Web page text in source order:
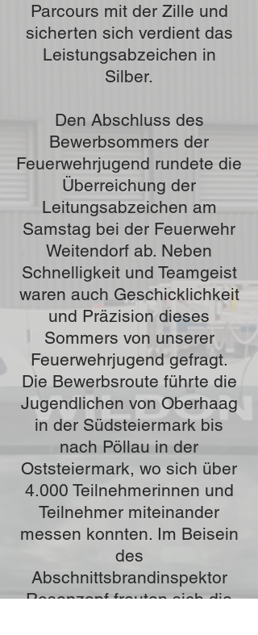
Parcours mit der Zille und
sicherten sich verdient das
Leistungsabzeichen in
Silber.
Den Abschluss des
Bewerbsommers der
Feuerwehrjugend rundete die
Überreichung der
Leitungsabzeichen am
Samstag bei der Feuerwehr
Weitendorf ab. Neben
Schnelligkeit und Teamgeist
waren auch Geschicklichkeit
und Präzision dieses
Sommers von unserer
Feuerwehrjugend gefragt.
Die Bewerbsroute führte die
Jugendlichen von Oberhaag
in der Südsteiermark bis
nach Pöllau in der
Oststeiermark, wo sich über
4.000 Teilnehmerinnen und
Teilnehmer miteinander
messen konnten. Im Beisein
des
Abschnittsbrandinspektor
Rosenzopf freuten sich die